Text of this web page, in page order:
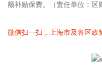
额补贴保费。（责任单位：区
微信扫一扫，上海市及各区政